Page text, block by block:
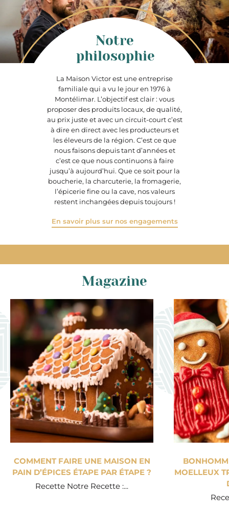
La Maison Victor est une entreprise
familiale qui a vu le jour en 1976 à
Montélimar. L’objectif est clair : vous
proposer des produits locaux, de qualité,
au prix juste et avec un circuit-court c’est
à dire en direct avec les producteurs et
les éleveurs de la région. C’est ce que
nous faisons depuis tant d’années et
c’est ce que nous continuons à faire
jusqu’à aujourd’hui. Que ce soit pour la
boucherie, la charcuterie, la fromagerie,
l’épicerie fine ou la cave, nos valeurs
restent inchangées depuis toujours !
En savoir plus sur nos engagements
Notre
philosophie
Magazine
COMMENT FAIRE UNE MAISON EN
PAIN D’ÉPICES ÉTAPE PAR ÉTAPE ?
Recette Notre Recette :...
MOELLEUX